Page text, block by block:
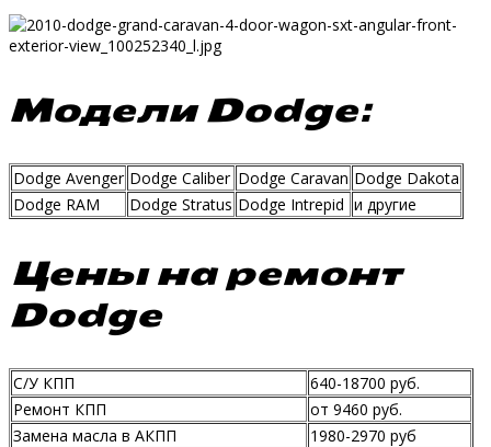
Модели Dodge:
Dodge Avenger Dodge Caliber Dodge Caravan Dodge Dakota
Dodge RAM
Dodge Stratus Dodge Intrepid и другие
Цены на ремонт
Dodge
С/У КПП
640-18700 руб.
Ремонт КПП
от 9460 руб.
Замена масла в АКПП
1980-2970 руб